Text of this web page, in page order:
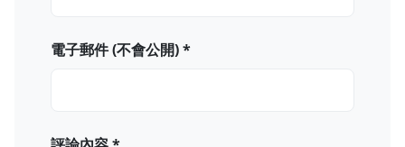
電子郵件 (不會公開) *